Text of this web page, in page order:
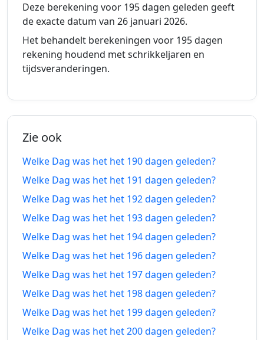
183
dagen
geleden
07-02-
183
dagen
vanaf-nu
08-02-
184
dagen
06-02-
185
dagen
geleden
185
dagen
geleden
04-02-
2026
dagen
vanaf-nu
11-02-
2027
187
dagen
geleden
03-02-
187
dagen
vanaf-nu
12-02-
188
dagen
geleden
02-02-
2026
188
dagen
vanaf-nu
13-02-
2027
189
189
Deze berekening voor 195 dagen geleden geeft
de exacte datum van 26 januari 2026.
Het behandelt berekeningen voor 195 dagen
rekening houdend met schrikkeljaren en
tijdsveranderingen.
Zie ook
Welke Dag was het het 190 dagen geleden?
Welke Dag was het het 191 dagen geleden?
Welke Dag was het het 192 dagen geleden?
Welke Dag was het het 193 dagen geleden?
Welke Dag was het het 194 dagen geleden?
Welke Dag was het het 196 dagen geleden?
Welke Dag was het het 197 dagen geleden?
Welke Dag was het het 198 dagen geleden?
Welke Dag was het het 199 dagen geleden?
Welke Dag was het het 200 dagen geleden?